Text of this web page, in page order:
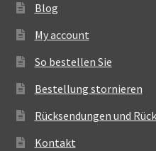
Blog
My account
So bestellen Sie
Bestellung stornieren
Rücksendungen und
Kontakt